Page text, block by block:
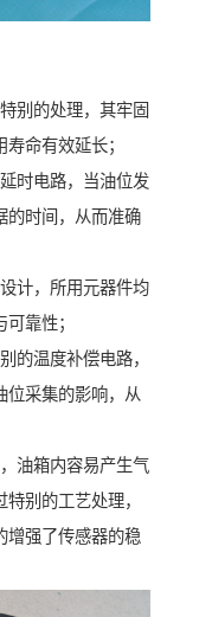
别的处理，其牢固
命有效延长；
时电路，当油位发
的时间，从而准确
计，所用元器件均
靠性；
的温度补偿电路，
位采集的影响，从
油箱内容易产生气
别的工艺处理，
增强了传感器的稳